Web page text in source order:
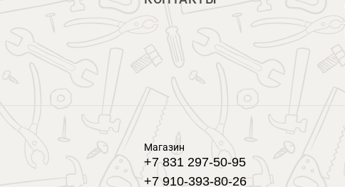
Магазин
+7 831 297-50-95
+7 910-393-80-26